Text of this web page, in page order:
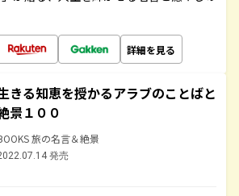
詳細を見る
きる知恵を授かるアラブのことばと
景１００
旅の名言＆絶景
発売